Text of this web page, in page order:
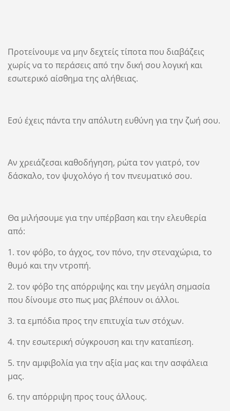
Προτείνουμε να μην δεχτείς τίποτα που διαβάζεις
χωρίς να το περάσεις από την δική σου λογική και
εσωτερικό αίσθημα της αλήθειας.
Εσύ έχεις πάντα την απόλυτη ευθύνη για την ζωή σου.
Αν χρειάζεσαι καθοδήγηση, ρώτα τον γιατρό, τον
δάσκαλο, τον ψυχολόγο ή τον πνευματικό σου.
Θα μιλήσουμε για την υπέρβαση και την ελευθερία
από:
1. τον φόβο, το άγχος, τον πόνο, την στεναχώρια, το
θυμό και την ντροπή.
2. τον φόβο της απόρριψης και την μεγάλη σημασία
που δίνουμε στο πως μας βλέπουν οι άλλοι.
3. τα εμπόδια προς την επιτυχία των στόχων.
4. την εσωτερική σύγκρουση και την καταπίεση.
5. την αμφιβολία για την αξία μας και την ασφάλεια
μας.
6. την απόρριψη προς τους άλλους.